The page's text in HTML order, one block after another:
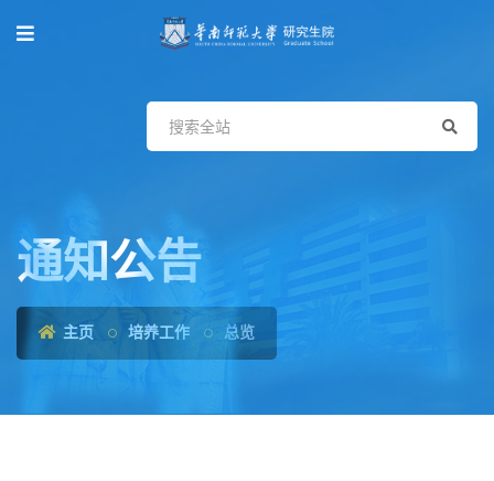
通知公告
主页 培养工作 总览